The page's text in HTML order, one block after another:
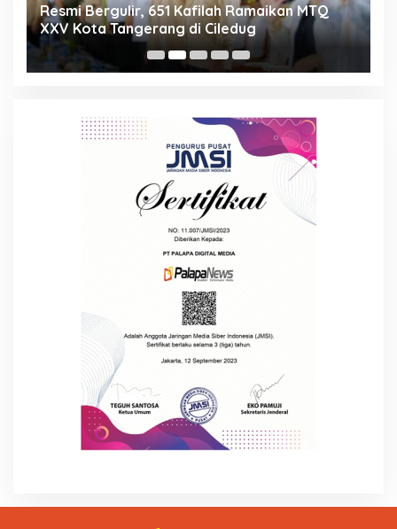
Resmi Bergulir, 651 Kafilah Ramaikan MTQ
XXV Kota Tangerang di Ciledug